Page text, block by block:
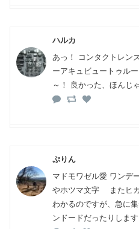
ハルカ
あっ！ コンタクトレン
ーアキュビュートゥル
～！ 良かった、ほんじ
ぷりん
マドモワゼル愛 ワンデ
やホツマ文字 またヒ
わかるのですが、急に
ンドードだったりします